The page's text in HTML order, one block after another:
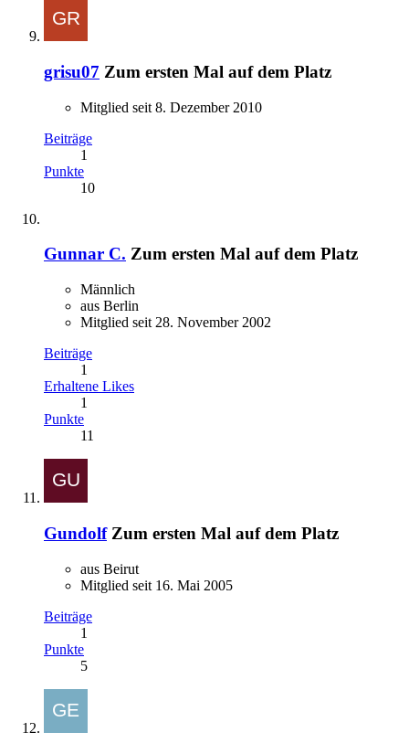
grisu07 Zum ersten Mal auf dem Platz
Mitglied seit 8. Dezember 2010
Beiträge
1
Punkte
10
Gunnar C. Zum ersten Mal auf dem Platz
Männlich
aus Berlin
Mitglied seit 28. November 2002
Beiträge
1
Erhaltene Likes
1
Punkte
11
Gundolf Zum ersten Mal auf dem Platz
aus Beirut
Mitglied seit 16. Mai 2005
Beiträge
1
Punkte
5